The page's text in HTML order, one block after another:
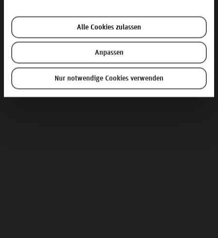
Alle Cookies zulassen
Anpassen
Nur notwendige Cookies verwenden